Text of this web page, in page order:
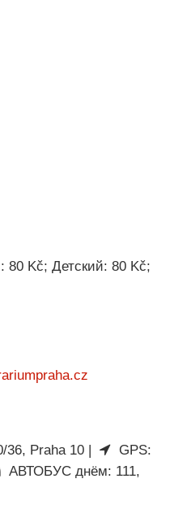
80 Kč; Детский: 80 Kč;
Praha 10 |
GPS:
АВТОБУС днём: 111,